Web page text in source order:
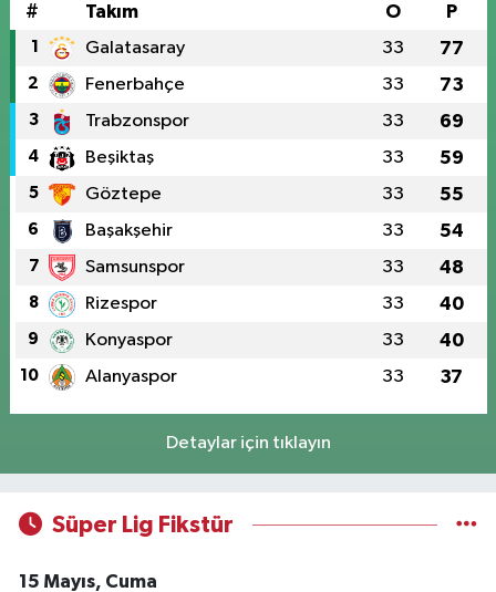
# Takım O P
1 Galatasaray 33 77
2 Fenerbahçe 33 73
3 Trabzonspor 33 69
4 Beşiktaş 33 59
5 Göztepe 33 55
6 Başakşehir 33 54
7 Samsunspor 33 48
8 Rizespor 33 40
9 Konyaspor 33 40
10 Alanyaspor 33 37
Detaylar için tıklayın
Süper Lig Fikstür
15 Mayıs, Cuma